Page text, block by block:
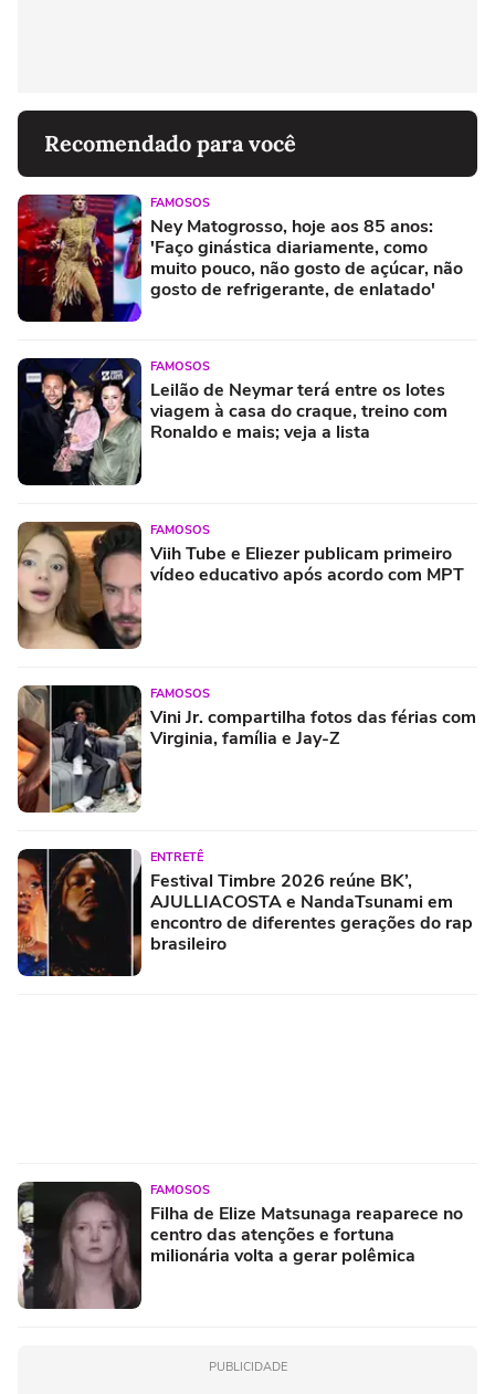
Recomendado para você
FAMOSOS
Ney Matogrosso, hoje aos 85 anos:
'Faço ginástica diariamente, como
muito pouco, não gosto de açúcar, não
gosto de refrigerante, de enlatado'
FAMOSOS
Leilão de Neymar terá entre os lotes
viagem à casa do craque, treino com
Ronaldo e mais; veja a lista
FAMOSOS
Viih Tube e Eliezer publicam primeiro
vídeo educativo após acordo com MPT
FAMOSOS
Vini Jr. compartilha fotos das férias com
Virginia, família e Jay-Z
ENTRETÊ
Festival Timbre 2026 reúne BK’,
AJULLIACOSTA e NandaTsunami em
encontro de diferentes gerações do rap
brasileiro
FAMOSOS
Filha de Elize Matsunaga reaparece no
centro das atenções e fortuna
milionária volta a gerar polêmica
PUBLICIDADE